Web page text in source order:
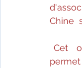
Chine
Cet